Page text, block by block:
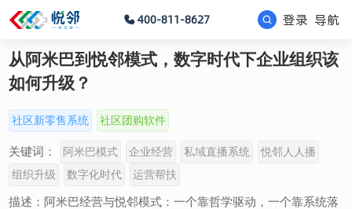
400-811-8627 登录 导航
从阿米巴到悦邻模式，数字时代下企业组织该
如何升级？
社区新零售系统 社区团购软件
关键词： 阿米巴模式 企业经营 私域直播系统
悦邻人人播
组织升级
数字化时代 运营帮扶
描述：阿米巴经营与悦邻模式：一个靠哲学驱动，一个靠系统落